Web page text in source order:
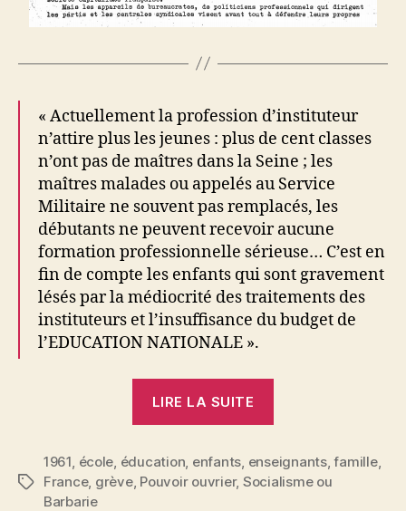
« Actuellement la profession d’instituteur
n’attire plus les jeunes : plus de cent classes
n’ont pas de maîtres dans la Seine ; les
maîtres malades ou appelés au Service
Militaire ne souvent pas remplacés, les
débutants ne peuvent recevoir aucune
formation professionnelle sérieuse… C’est en
fin de compte les enfants qui sont gravement
lésés par la médiocrité des traitements des
instituteurs et l’insuffisance du budget de
l’EDUCATION NATIONALE ».
LIRE LA SUITE
enseignants »
Étiquettes
1961, école, éducation, enfants, enseignants,famille,
France, grève, Pouvoir ouvrier, Socialisme ou
Barbarie